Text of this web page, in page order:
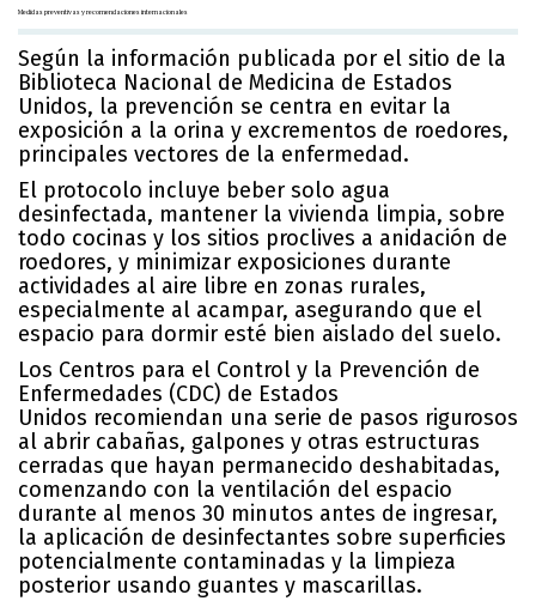
Medidas preventivas y recomendaciones internacionales
Según la información publicada por el sitio de la
Biblioteca Nacional de Medicina de Estados
Unidos, la prevención se centra en evitar la
exposición a la orina y excrementos de roedores,
principales vectores de la enfermedad.
El protocolo incluye beber solo agua
desinfectada, mantener la vivienda limpia, sobre
todo cocinas y los sitios proclives a anidación de
roedores, y minimizar exposiciones durante
actividades al aire libre en zonas rurales,
especialmente al acampar, asegurando que el
espacio para dormir esté bien aislado del suelo.
Los Centros para el Control y la Prevención de
Enfermedades (CDC) de Estados
Unidos recomiendan una serie de pasos rigurosos
al abrir cabañas, galpones y otras estructuras
cerradas que hayan permanecido deshabitadas,
comenzando con la ventilación del espacio
durante al menos 30 minutos antes de ingresar,
la aplicación de desinfectantes sobre superficies
potencialmente contaminadas y la limpieza
posterior usando guantes y mascarillas.